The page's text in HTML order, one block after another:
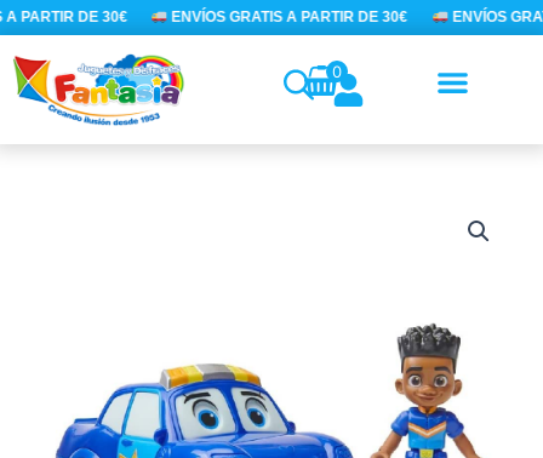
Ir
al
contenido
PARTIR DE 30€ ENVÍOS GRATIS A PARTIR DE 30€ ENVÍOS
0